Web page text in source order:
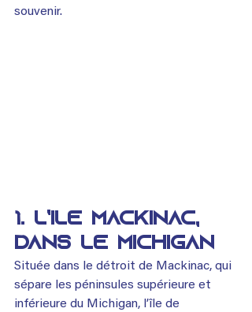
souvenir.
1. L’île Mackinac,
dans le Michigan
Située dans le détroit de Mackinac, qui
sépare les péninsules supérieure et
inférieure du Michigan, l’île de